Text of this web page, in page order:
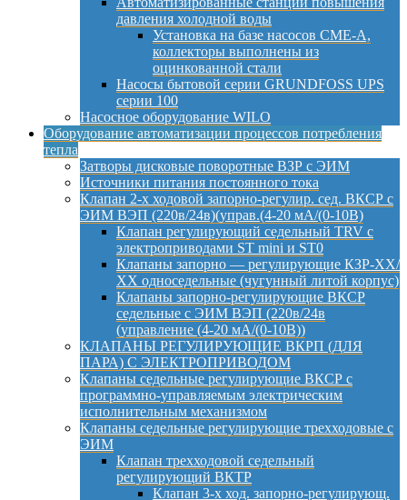
давления холодной воды
Установка на базе насосов CME-A,
коллекторы выполнены из
оцинкованной стали
Насосы бытовой серии GRUNDFOSS UPS
серии 100
Насосное оборудование WILO
Оборудование автоматизации процессов потребления
тепла
Затворы дисковые поворотные ВЗР с ЭИМ
Источники питания постоянного тока
Клапан 2-х ходовой запорно-регулир. сед. ВКСР с
ЭИМ ВЭП (220в/24в)(управ.(4-20 мА/(0-10В)
Клапан регулирующий седельный TRV с
электроприводами ST mini и ST0
Клапаны запорно — регулирующие КЗР-ХХ/
ХХ односедельные (чугунный литой корпус)
Клапаны запорно-регулирующие ВКСР
седельные с ЭИМ ВЭП (220в/24в
(управление (4-20 мА/(0-10В))
КЛАПАНЫ РЕГУЛИРУЮЩИЕ ВКРП (ДЛЯ
ПАРА) С ЭЛЕКТРОПРИВОДОМ
Клапаны седельные регулирующие ВКСР с
программно-управляемым электрическим
исполнительным механизмом
Клапаны седельные регулирующие трехходовые с
ЭИМ
Клапан трехходовой седельный
регулирующий ВКТР
Клапан 3-х ход. запорно-регулирующ.